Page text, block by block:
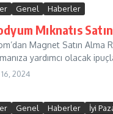
Genel Haberler
Mıknatıs
Magnet Satın Alma
yardımcı olacak
2024
Genel Haberler İyi